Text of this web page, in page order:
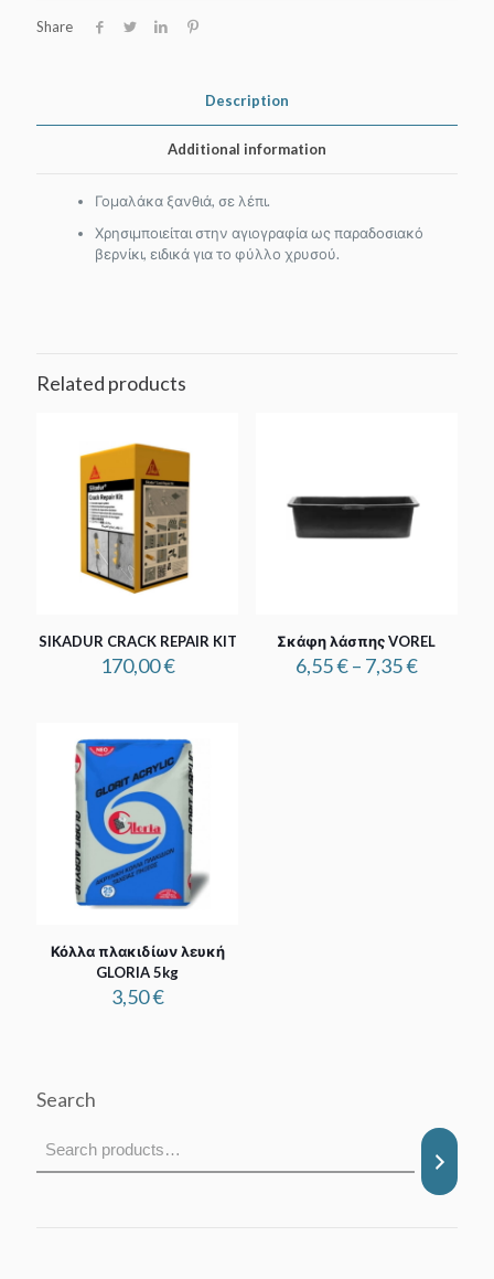
Share
Description
Additional information
Γομαλάκα ξανθιά, σε λέπι.
Χρησιμποιείται στην αγιογραφία ως παραδοσιακό
βερνίκι, ειδικά για το φύλλο χρυσού.
Related products
SIKADUR CRACK REPAIR KIT
170,00€
Σκάφη λάσπης VOREL
6,55€– 7,35€Price
Κόλλα πλακιδίων λευκή
GLORIA 5kg
3,50€
Search